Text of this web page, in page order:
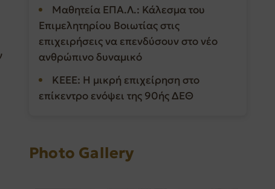
Μαθητεία ΕΠΑ.Λ.: Κάλεσμα του
Επιμελητηρίου Βοιωτίας στις
επιχειρήσεις να επενδύσουν στο νέο
ανθρώπινο δυναμικό
ΚΕΕΕ: Η μικρή επιχείρηση στο
επίκεντρο ενόψει της 90ής ΔΕΘ
Photo Gallery